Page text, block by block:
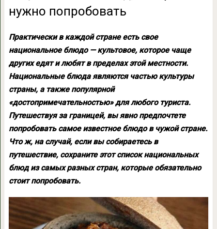
нужно попробовать
Практически в каждой стране есть свое
национальное блюдо — культовое, которое чаще
других едят и любят в пределах этой местности.
Национальные блюда являются частью культуры
страны, а также популярной
«достопримечательностью» для любого туриста.
Путешествуя за границей, вы явно предпочтете
попробовать самое известное блюдо в чужой стране.
Что ж, на случай, если вы собираетесь в
путешествие, сохраните этот список национальных
блюд из самых разных стран, которые обязательно
стоит попробовать.